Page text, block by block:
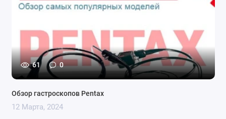
61 0
Обзор гастроскопов Pentax
12 Марта, 2024